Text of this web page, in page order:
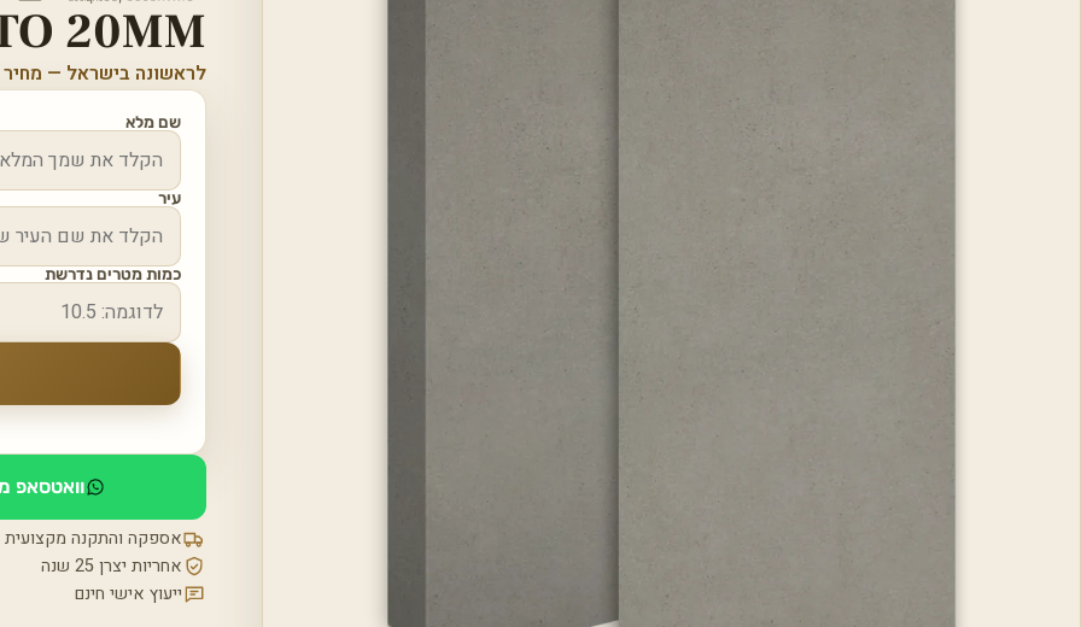
20MM
לראשונה בישראל —
שם מלא
עיר
כמות מטרים נדרשת
וואטסאפ
אספקה והתקנה מקצועית
אחריות יצרן 25 שנה
ייעוץ אישי חינם